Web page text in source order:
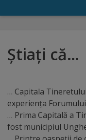
brand
înfrățite
Distincții
Știați că…
… Capitala
experienţa
… Prima Capitală a
fost municipiul